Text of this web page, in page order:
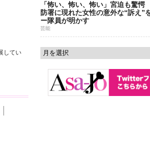
してい
「怖い、怖い、怖い」宮迫も驚
防署に現れた女性の意外な“訴え”
ー隊員が明かす
芸能